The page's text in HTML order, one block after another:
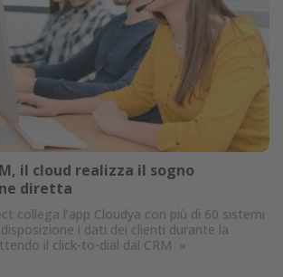
il cloud realizza il sogno
diretta
collega l’app Cloudya con più di 60 sistemi
i dati dei clienti durante la
il click-to-dial dal CRM »